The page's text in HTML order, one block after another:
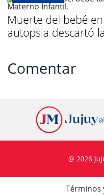
Muerte del bebé
autopsia descartó
Comentar
@ 2026
Términos